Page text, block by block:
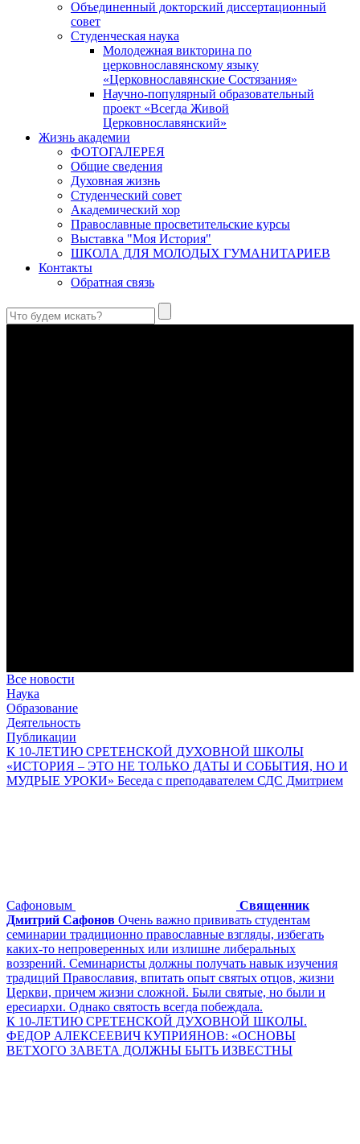
Объединенный докторский диссертационный
совет
Студенческая наука
Молодежная викторина по
церковнославянскому языку
«Церковнославянские Состязания»
Научно-популярный образовательный
проект «Всегда Живой
Церковнославянский»
Жизнь академии
ФОТОГАЛЕРЕЯ
Общие сведения
Духовная жизнь
Студенческий совет
Академический хор
Православные просветительские курсы
Выставка "Моя История"
ШКОЛА ДЛЯ МОЛОДЫХ ГУМАНИТАРИЕВ
Контакты
Обратная связь
Все новости
Наука
Образование
Деятельность
Публикации
К 10-ЛЕТИЮ СРЕТЕНСКОЙ ДУХОВНОЙ ШКОЛЫ
«ИСТОРИЯ – ЭТО НЕ ТОЛЬКО ДАТЫ И СОБЫТИЯ, НО И
МУДРЫЕ УРОКИ» Беседа с преподавателем СДС Дмитрием
Сафоновым
Священник
Дмитрий Сафонов Очень важно прививать студентам
семинарии традиционно православные взгляды, избегать
каких-то непроверенных или излишне либеральных
воззрений. Семинаристы должны получать навык изучения
традиций Православия, впитать опыт святых отцов, жизни
Церкви, причем жизни сложной. Были святые, но были и
ересиархи. Однако святость всегда побеждала.
К 10-ЛЕТИЮ СРЕТЕНСКОЙ ДУХОВНОЙ ШКОЛЫ.
ФЕДОР АЛЕКСЕЕВИЧ КУПРИЯНОВ: «ОСНОВЫ
ВЕТХОГО ЗАВЕТА ДОЛЖНЫ БЫТЬ ИЗВЕСТНЫ